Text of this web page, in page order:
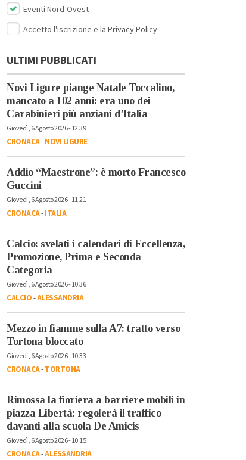
Lunedì, 23 Ottobre 2023 - 05:20
Cronaca
L’antimateria: cos’è e
quanto la conosciamo
Domenica, 22 Ottobre 2023 -
condivisione
Eventi Nord-Ovest
Accetto l'iscrizione e la Privacy Policy
ULTIMI PUBBLICATI
Novi Ligure piange Natale Toccalino,
mancato a 102 anni: era uno dei
Carabinieri più anziani d’Italia
Giovedì, 6 Agosto 2026 - 12:39
CRONACA-NOVI LIGURE
Addio “Maestrone”: è morto Francesco
Guccini
Giovedì, 6 Agosto 2026 - 11:21
CRONACA-ITALIA
Calcio: svelati i calendari di Eccellenza,
Promozione, Prima e Seconda
Categoria
Giovedì, 6 Agosto 2026 - 10:36
CALCIO-ALESSANDRIA
Mezzo in fiamme sulla A7: tratto verso
Tortona bloccato
Giovedì, 6 Agosto 2026 - 10:33
CRONACA-TORTONA
Rimossa la fioriera a barriere mobili in
piazza Libertà: regolerà il traffico
davanti alla scuola De Amicis
Giovedì, 6 Agosto 2026 - 10:15
CRONACA-ALESSANDRIA